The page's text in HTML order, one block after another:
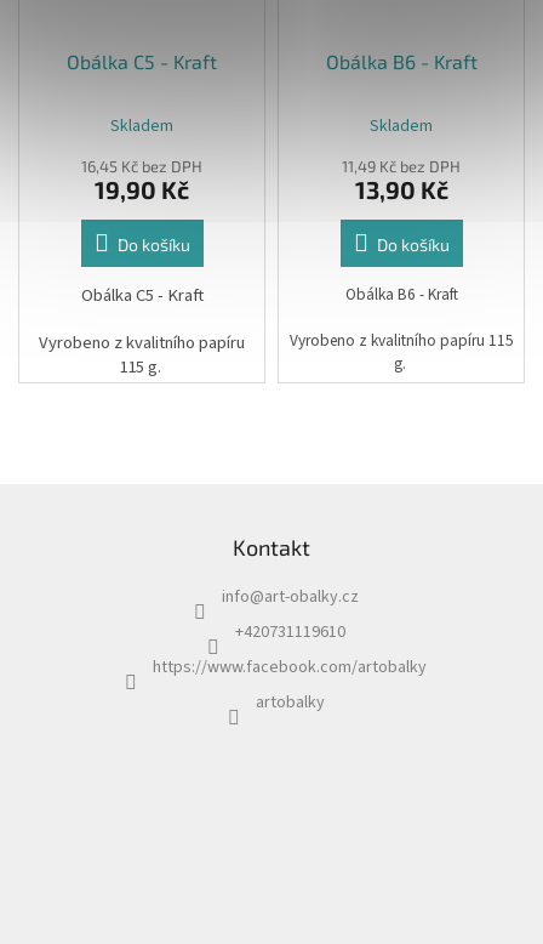
Obálka C5 - Kraft
Skladem
16,45 Kč bez DPH
19,90 Kč
Do košíku
Obálka C5 - Kraft
Vyrobeno z kvalitního papíru
115 g.
Obálka B6 - Kraft
Skladem
11,49 Kč bez DPH
13,90 Kč
Do košíku
Obálka B6 - Kraft
Vyrobeno z kvalitního papíru 115
g.
Kontakt
info@art-obalky.cz
+420731119610
https://www.facebook.com/artobalky
artobalky